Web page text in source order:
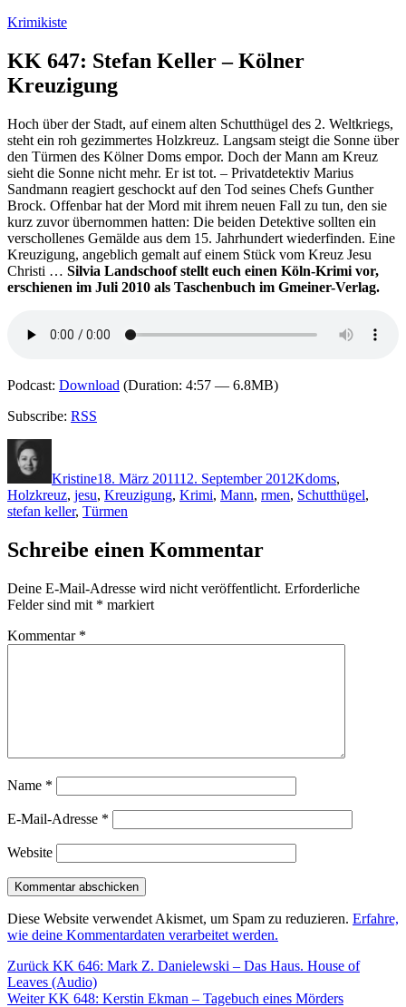
Zum
springen
Krimikiste
KK 647: Stefan Keller – Kölner
Kreuzigung
Hoch über der Stadt, auf einem alten Schutthügel des 2. Weltkriegs,
steht ein roh gezimmertes Holzkreuz. Langsam steigt die Sonne über
den Türmen des Kölner Doms empor. Doch der Mann am Kreuz
sieht die Sonne nicht mehr. Er ist tot. – Privatdetektiv Marius
Sandmann reagiert geschockt auf den Tod seines Chefs Gunther
Brock. Offenbar hat der Mord mit ihrem neuen Fall zu tun, den sie
kurz zuvor übernommen hatten: Die beiden Detektive sollten ein
verschollenes Gemälde aus dem 15. Jahrhundert wiederfinden. Eine
Kreuzigung, angeblich gemalt auf einem Stück vom Kreuz Jesu
Christi … Silvia Landschoof stellt euch einen Köln-Krimi vor,
erschienen im Juli 2010 als Taschenbuch im Gmeiner-Verlag.
Podcast: Download (Duration: 4:57 — 6.8MB)
Subscribe: RSS
Kristine18. März 201112. September 2012Kdoms,
Holzkreuz, jesu, Kreuzigung, Krimi, Mann, rmen, Schutthügel,
stefan keller, Türmen
Schreibe einen Kommentar
Deine E-Mail-Adresse wird nicht veröffentlicht. Erforderliche
Felder sind mit * markiert
Kommentar *
Name *
E-Mail-Adresse *
Website
Diese Website verwendet Akismet, um Spam zu reduzieren. Erfahre,
wie deine Kommentardaten verarbeitet werden.
Beitragsnavigation
Zurück Vorheriger
Beitrag:
KK 646: Mark Z. Danielewski – Das Haus. House of
Leaves (Audio)
Weiter Nächster
KK 648: Kerstin Ekman – Tagebuch eines Mörders